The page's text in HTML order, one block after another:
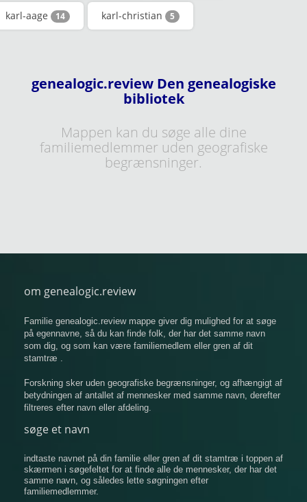
karl-aage 14 karl-christian 5
genealogic.review Den genealogiske
bibliotek
Mappen kan du søge alle dine
familiemedlemmer uden geografiske
begrænsninger.
om genealogic.review
Familie genealogic.review mappe giver dig mulighed for at søge
på egennavne, så du kan finde folk, der har det samme navn
som dig, og som kan være familiemedlem eller gren af ​​dit
stamtræ .
Forskning sker uden geografiske begrænsninger, og afhængigt af
betydningen af ​​antallet af mennesker med samme navn, derefter
filtreres efter navn eller afdeling.
søge et navn
indtaste navnet på din familie eller gren af ​​dit stamtræ i toppen af
​​skærmen i søgefeltet for at finde alle de mennesker, der har det
samme navn, og således lette søgningen efter
familiemedlemmer.